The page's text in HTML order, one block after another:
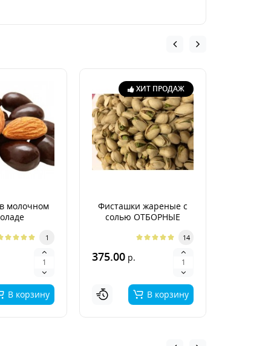
молочном
1
В корзину
ХИТ ПРОДАЖ
Фисташки жареные с
солью ОТБОРНЫЕ
14
375.00 р.
В корзину